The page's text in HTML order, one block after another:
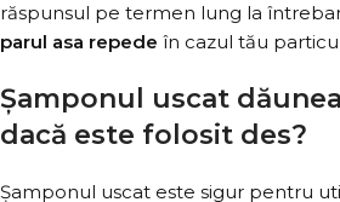
răspunsul pe termen lung la
parul asa repede în cazul tău
Șamponul uscat
dacă este folosit des?
Șamponul uscat este sigur pentru